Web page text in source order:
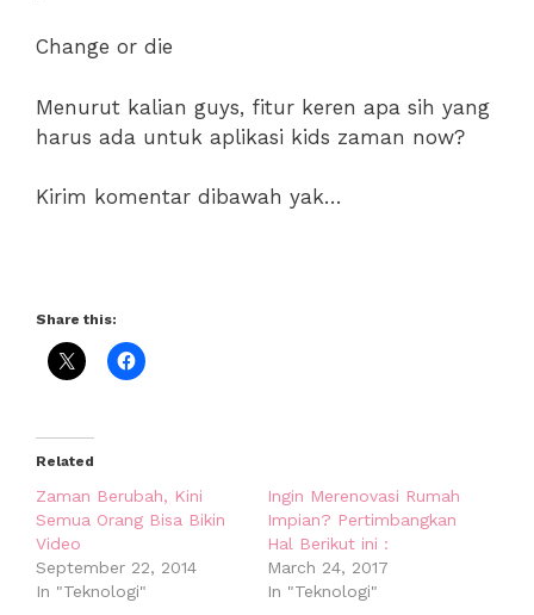
Change or die
Menurut kalian guys, fitur keren apa sih yang
harus ada untuk aplikasi kids zaman now?
Kirim komentar dibawah yak…
Share this:
Related
Zaman Berubah, Kini
Semua Orang Bisa Bikin
Video
September 22, 2014
In "Teknologi"
Ingin Merenovasi Rumah
Impian? Pertimbangkan
Hal Berikut ini :
March 24, 2017
In "Teknologi"